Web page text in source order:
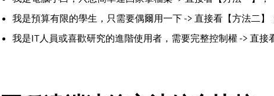
我是預算有限的學生，只需要偶爾用一下 -> 直接看【方法二】
我是IT人員或喜歡研究的進階使用者，需要完整控制權 -> 直接